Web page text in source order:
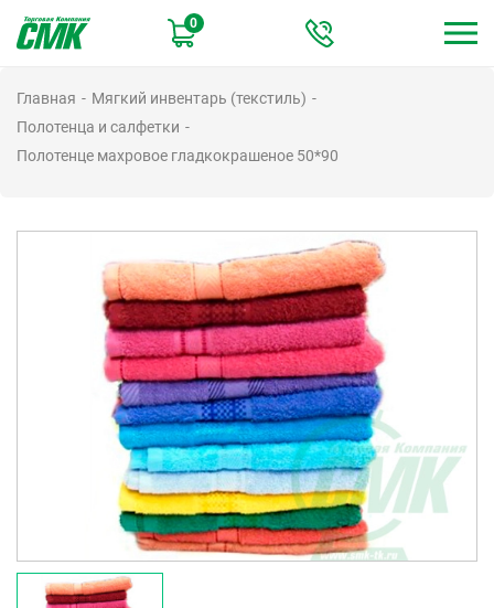
основному
0
Главная
Мягкий инвентарь (текстиль)
Полотенца и салфетки
Полотенце махровое гладкокрашеное 50*90